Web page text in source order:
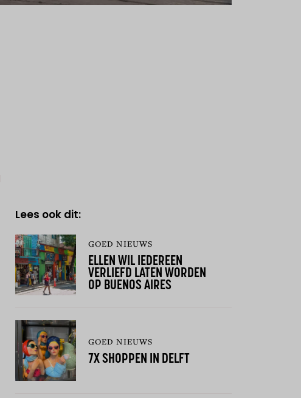
Lees ook dit:
GOED NIEUWS
ELLEN WIL IEDEREEN
VERLIEFD LATEN WORDEN
OP BUENOS AIRES
GOED NIEUWS
7X SHOPPEN IN DELFT